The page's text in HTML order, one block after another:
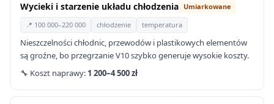
Wycieki i starzenie układu chłodzenia Umiarkowane
📍 100 000–220 000 chłodzenie temperatura
Nieszczelności chłodnic, przewodów i plastikowych elementów
są groźne, bo przegrzanie V10 szybko generuje wysokie koszty.
🔧 Koszt naprawy: 1 200–4 500 zł